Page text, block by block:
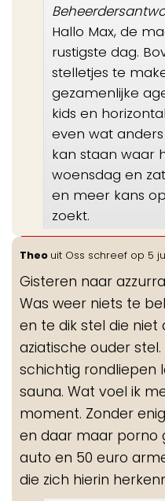
Hallo Max, de
rustigste dag.
stelletjes te
gezamenlijke
kids en
even wat
kan staan waar
woensdag en
en meer kans
zoekt.
Theo uit Oss schreef op 5
Gisteren naar
Was weer niets te
en te dik stel die niet
aziatische ouder
schichtig rondliepen
sauna. Wat voel ik
moment. Zonder
en daar maar porno
auto en 50 euro
die zich hierin